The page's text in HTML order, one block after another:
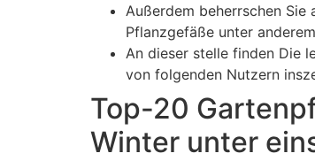
Außerdem beherrschen Sie
Pflanzgefäße unter
An dieser stelle finden Die
von folgenden Nutzern
Top-20
Winter unter